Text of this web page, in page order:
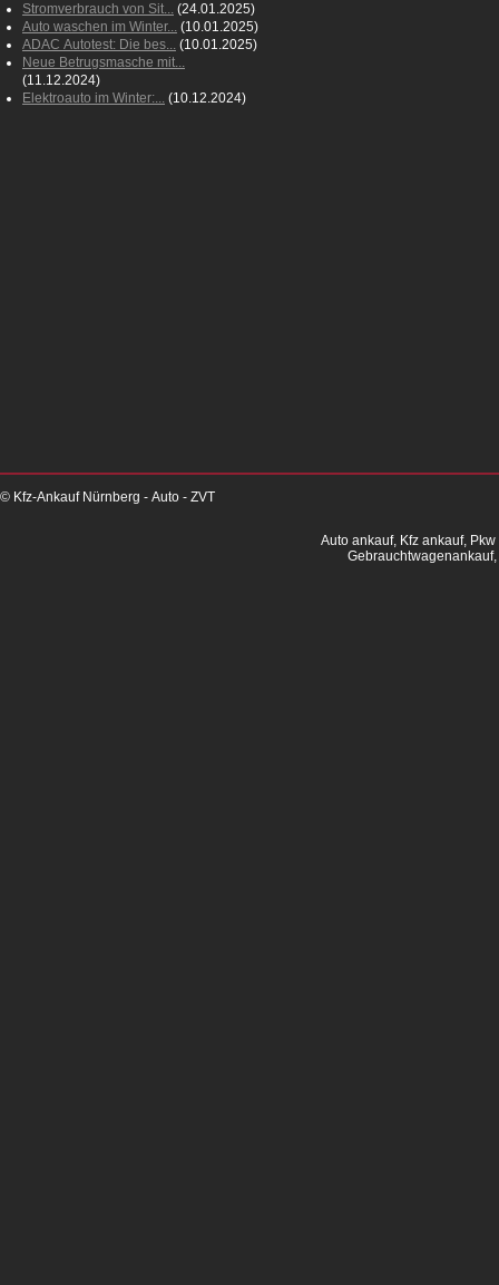
Stromverbrauch von Sit... (24.01.2025)
Auto waschen im Winter... (10.01.2025)
ADAC Autotest: Die bes... (10.01.2025)
Neue Betrugsmasche mit...
(11.12.2024)
Elektroauto im Winter:... (10.12.2024)
© Kfz-Ankauf Nürnberg - Auto - ZVT
Auto ankauf, Kfz ankauf,